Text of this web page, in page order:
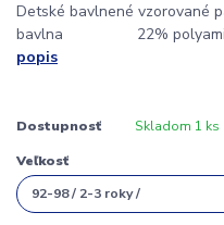
Detské bavlnené vzorované
bavlna 22%
popis
Dostupnosť Skladom 1 ks
Veľkosť